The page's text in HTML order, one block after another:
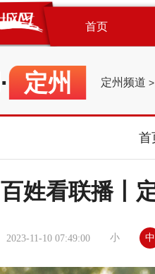
首页
· 定州 定州频道 >
首
百姓看联播丨
2023-11-10 07:49:00 小 中